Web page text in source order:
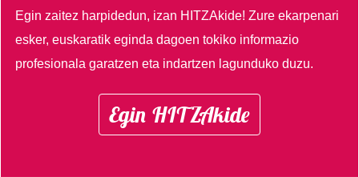
Egin zaitez harpidedun, izan HITZAkide!Zure ekarpenari
esker, euskaratik eginda dagoen tokiko informazio
profesionala garatzen eta indartzen lagunduko duzu.
Egin HITZAkide